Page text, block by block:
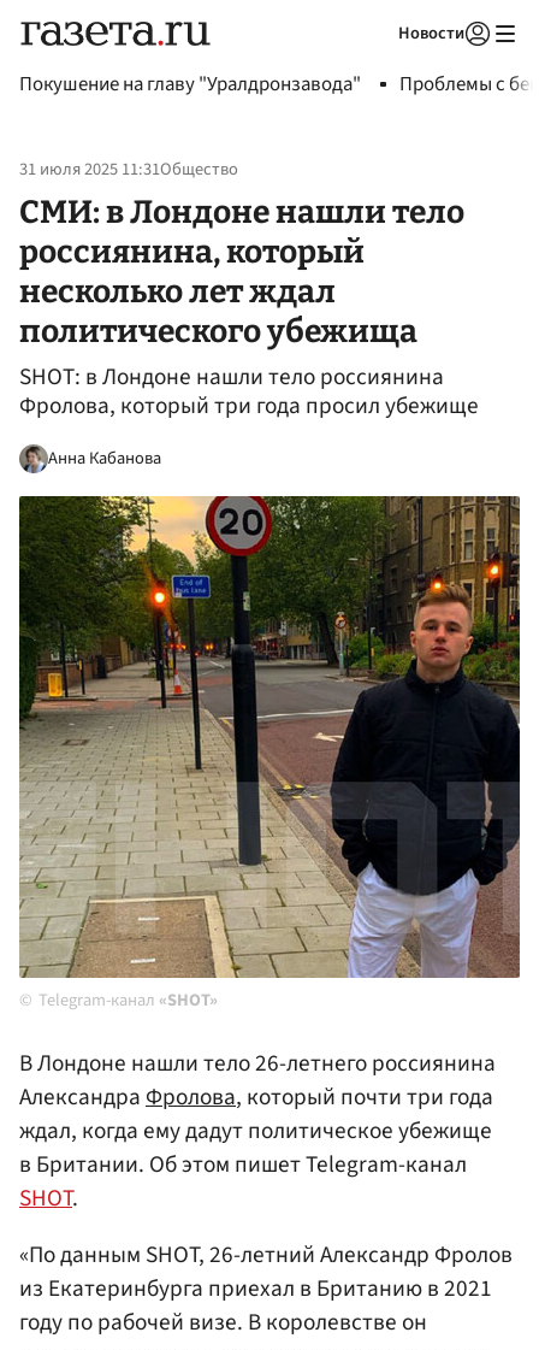
Новости
Покушение на главу "Уралдронзавода" Проблемы с
31 июля 2025 11:31Общество
СМИ: в Лондоне нашли тело
россиянина, который
несколько лет ждал
политического убежища
SHOT: в Лондоне нашли тело россиянина
Фролова, который три года просил убежище
Анна Кабанова
Telegram-канал «SHOT»
В Лондоне нашли тело 26-летнего россиянина
АлександраФролова, который почти три года
ждал, когда ему дадут политическое убежище
в Британии. Об этом пишет Telegram-канал
SHOT.
«По данным SHOT, 26-летний Александр Фролов
из Екатеринбурга приехал в Британию в 2021
году по рабочей визе. В королевстве он